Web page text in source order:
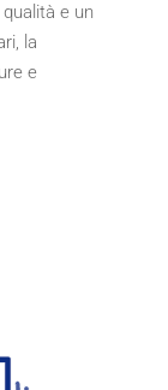
e un
la
e